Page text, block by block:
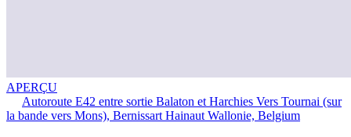
APERÇU
Autoroute E42 entre sortie Balaton et Harchies Vers Tournai (sur
la bande vers Mons), Bernissart Hainaut Wallonie, Belgium